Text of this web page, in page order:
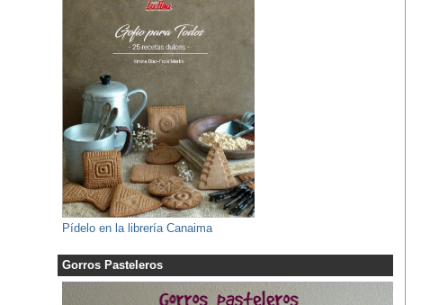
Pídelo en la librería Canaima
Gorros Pasteleros